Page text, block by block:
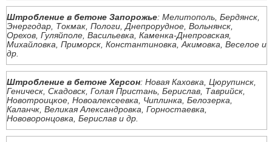
Штробление в бетоне Запорожье: Мелитополь, Бердянск,
Энергодар, Токмак, Пологи, Днепрорудное, Вольнянск,
Орехов, Гуляйполе, Васильевка, Каменка-Днепровская,
Михайловка, Приморск, Константиновка, Акимовка, Веселое и
др.
Штробление в бетоне Херсон: Новая Каховка, Цюрупинск,
Геническ, Скадовск, Голая Пристань, Берислав, Таврийск,
Новотроицкое, Новоалексеевка, Чиплинка, Белозерка,
Каланчк, Великая Александровка, Горностаевка,
Нововоронцовка, Берислав и др.